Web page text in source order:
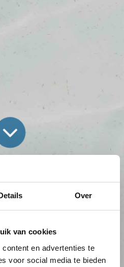
Over
van cookies
en advertenties te
voor social media te bieden